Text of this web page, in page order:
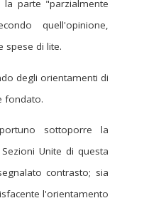
parte "parzialmente
quell'opinione,
spese di lite.
degli orientamenti di
fondato.
sottoporre la
Unite di questa
contrasto; sia
l'orientamento